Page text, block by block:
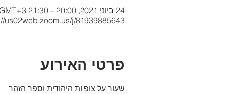
24 ביוני 2021, 20:00 – 21:30 GMT‎+3‎
us02web.zoom.us/j/81939885643?
פרטי האירוע
שעור על צופיות היהודית וספר הזהר